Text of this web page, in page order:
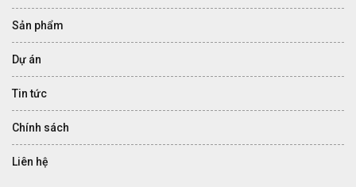
Sản phẩm
Dự án
Tin tức
Chính sách
Liên hệ